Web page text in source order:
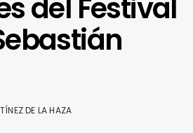
del Festival
DE LA HAZA